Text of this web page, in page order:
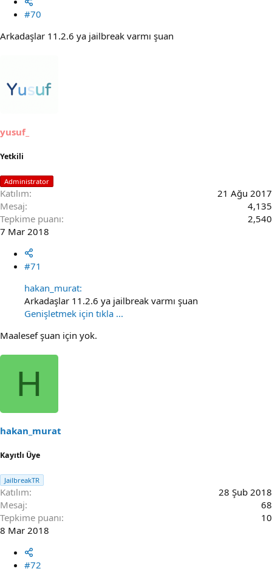
#70
Arkadaşlar 11.2.6 ya jailbreak varmı şuan
yusuf_
Yetkili
Administrator
Katılım
21 Ağu 2017
Mesaj
4,135
Tepkime puanı
2,540
7 Mar 2018
#71
hakan_murat:
Arkadaşlar 11.2.6 ya jailbreak varmı şuan
Genişletmek için tıkla ...
Maalesef şuan için yok.
H
hakan_murat
Kayıtlı Üye
JailbreakTR
Katılım
28 Şub 2018
Mesaj
68
Tepkime puanı
10
8 Mar 2018
#72